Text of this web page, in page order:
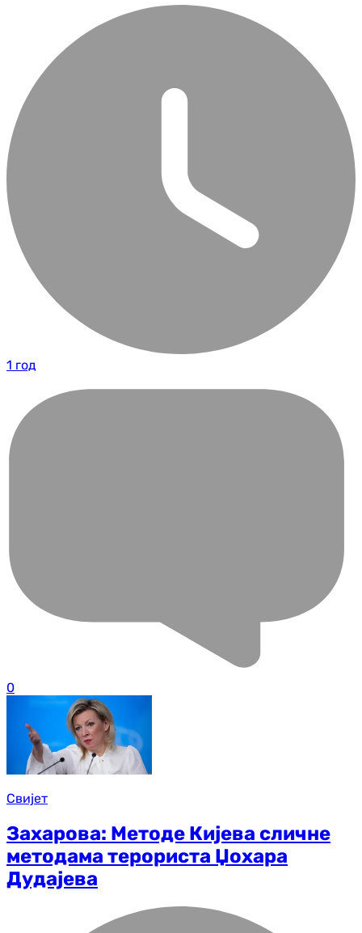
1 год
0
Свијет
Захарова: Методе Кијева сличне
методама терориста Џохара
Дудајева